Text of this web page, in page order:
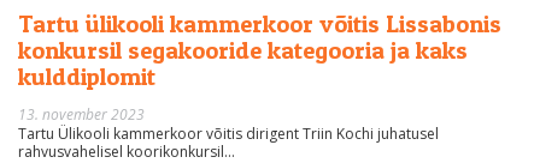
Tartu ülikooli kammerkoor võitis Lissabonis
konkursil segakooride kategooria ja kaks
kulddiplomit
13. november 2023
Tartu Ülikooli kammerkoor võitis dirigent Triin Kochi juhatusel
rahvusvahelisel koorikonkursil...